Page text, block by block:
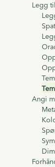
Legg
Angi